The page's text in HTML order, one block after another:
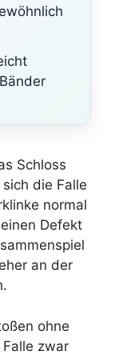
Schloss
die Falle
normal
Defekt
eher an der
ohne
zwar